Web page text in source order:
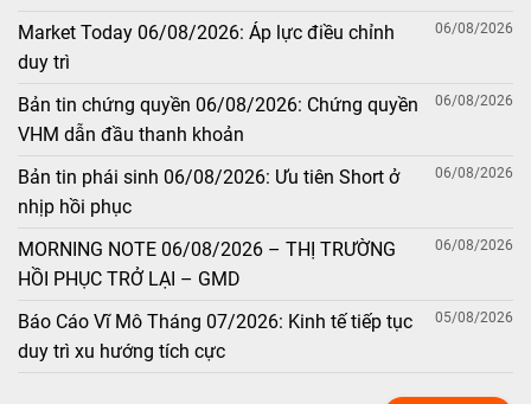
Market Today 06/08/2026: Áp lực điều chỉnh
duy trì
06/08/2026
Bản tin chứng quyền 06/08/2026: Chứng quyền
VHM dẫn đầu thanh khoản
06/08/2026
Bản tin phái sinh 06/08/2026: Ưu tiên Short ở
nhịp hồi phục
06/08/2026
MORNING NOTE 06/08/2026 – THỊ TRƯỜNG
HỒI PHỤC TRỞ LẠI – GMD
06/08/2026
Báo Cáo Vĩ Mô Tháng 07/2026: Kinh tế tiếp tục
duy trì xu hướng tích cực
05/08/2026